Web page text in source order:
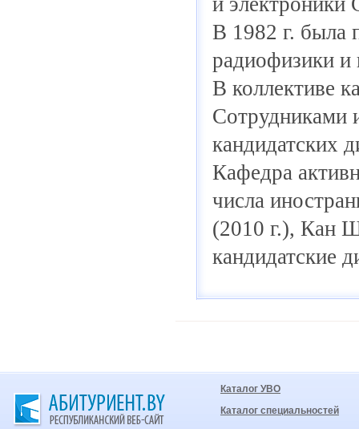
В 1982 г. была
радиофизики и
В коллективе
Сотрудниками
кандидатских
Кафедра
числа
(2010 г.), Кан
кандидатские
Каталог УВО
Каталог специальностей